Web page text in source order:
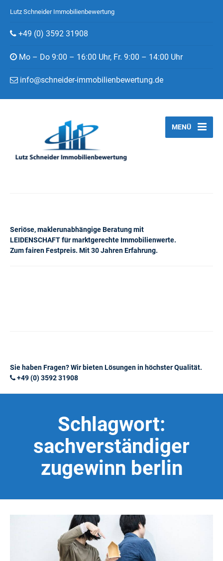
Lutz Schneider Immobilienbewertung
+49 (0) 3592 31908
Mo – Do 9:00 – 16:00 Uhr, Fr. 9:00 – 14:00 Uhr
info@schneider-immobilienbewertung.de
Seriöse, maklerunabhängige Beratung mit
LEIDENSCHAFT für marktgerechte Immobilienwerte.
Zum fairen Festpreis. Mit 30 Jahren Erfahrung.
MENÜ
Sie haben Fragen? Wir bieten Lösungen in höchster Qualität.
+49 (0) 3592 31908
Schlagwort:
sachverständiger
zugewinn berlin